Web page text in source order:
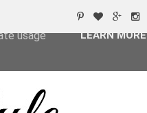
agent
usage
LEARN MORE